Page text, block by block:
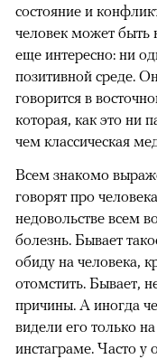
состояние и
человек может быть
еще интересно: ни
позитивной среде.
говорится в
которая, как это ни
чем классическая
Всем знакомо
говорят про
недовольстве всем
болезнь. Бывает
обиду на человека,
отомстить. Бывает,
причины. А иногда
видели его только
инстаграме. Часто у